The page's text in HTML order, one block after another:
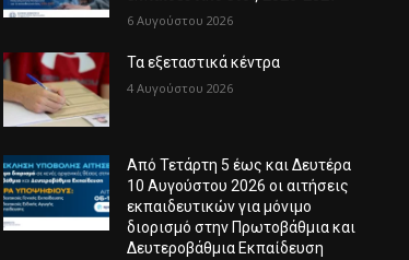
6 Αυγούστου 2026
Τα εξεταστικά κέντρα
4 Αυγούστου 2026
Από Τετάρτη 5 έως και Δευτέρα
10 Αυγούστου 2026 οι αιτήσεις
εκπαιδευτικών για μόνιμο
διορισμό στην Πρωτοβάθμια και
Δευτεροβάθμια Εκπαίδευση